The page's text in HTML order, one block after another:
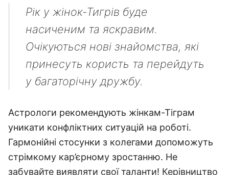
Рік у жінок-Тигрів буде
насиченим та яскравим.
Очікуються нові знайомства, які
принесуть користь та перейдуть
у багаторічну дружбу.
Астрологи рекомендують жінкам-Тіграм
уникати конфліктних ситуацій на роботі.
Гармонійні стосунки з колегами допоможуть
стрімкому кар’єрному зростанню. Не
забувайте виявляти свої таланти! Керівництво